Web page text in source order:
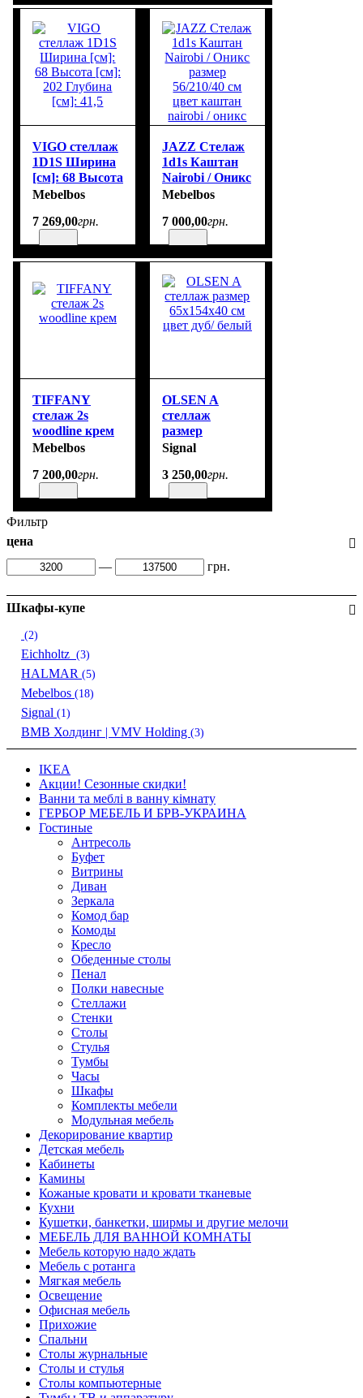
VIGO стеллаж
1D1S Ширина
[см]: 68 Высота
[см]: 202
41,5
Mebelbos
7 269,00грн.
JAZZ Стелаж
1d1s Каштан
Nairobi / Оникс
размер
цвет каштан
Mebelbos
7 000,00грн.
TIFFANY
стелаж 2s
woodline крем
Mebelbos
7 200,00грн.
OLSEN A
стеллаж
размер
65х154х40 см
белый
Signal
3 250,00грн.
Фильтр
цена
—
грн.
Шкафы-купе
(2)
Eichholtz (3)
HALMAR (5)
Mebelbos (18)
Signal (1)
ВМВ Холдинг | VMV Holding (3)
IKEA
Акции! Сезонные скидки!
Ванни та меблі в ванну кімнату
ГЕРБОР МЕБЕЛЬ И БРВ-УКРАИНА
Гостиные
Антресоль
Буфет
Витрины
Диван
Зеркала
Комод бар
Комоды
Кресло
Обеденные столы
Пенал
Полки навесные
Стеллажи
Стенки
Столы
Стулья
Тумбы
Часы
Шкафы
Комплекты мебели
Модульная мебель
Декорирование квартир
Детская мебель
Кабинеты
Камины
Кожаные кровати и кровати тканевые
Кухни
Кушетки, банкетки, ширмы и другие мелочи
МЕБЕЛЬ ДЛЯ ВАННОЙ КОМНАТЫ
Мебель которую надо ждать
Мебель с ротанга
Мягкая мебель
Освещение
Офисная мебель
Прихожие
Спальни
Столы журнальные
Столы и стулья
Столы компьютерные